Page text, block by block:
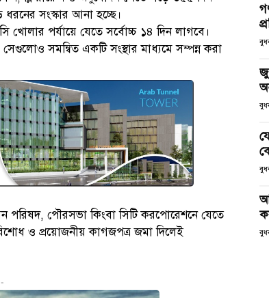
ধরনের সংস্কার আনা হচ্ছে।
পর্যায়ে যেতে সর্বোচ্চ ১৪ দিন লাগবে।
সমন্বিত একটি সংস্থার মাধ্যমে সম্পন্ন করা
পরিষদ, পৌরসভা কিংবা সিটি করপোরেশনে যেতে
ও প্রয়োজনীয় কাগজপত্র জমা দিলেই